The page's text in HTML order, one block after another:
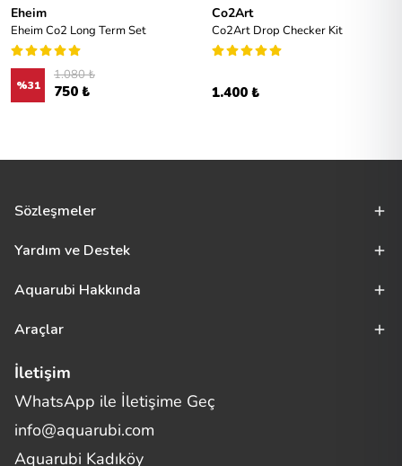
Eheim
Eheim Co2 Long Term Set
%31
1.080 ₺
750 ₺
Co2Art
Co2Art Drop Checker Kit
1.400 ₺
Sözleşmeler
Yardım ve Destek
Aquarubi Hakkında
Araçlar
İletişim
WhatsApp ile İletişime Geç
info@aquarubi.com
Aquarubi Kadıköy
Merhaba! Size nasıl yardımcı
olabilirim?